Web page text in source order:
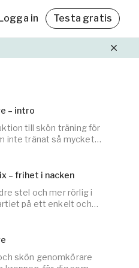
använda hela
kronan!
använda hela
kronan!
in Testa gratis
– intro
till skön träning för
inte tränat så mycket
– frihet i nacken
stel och mer rörlig i
på ett enkelt och
skön genomkörare